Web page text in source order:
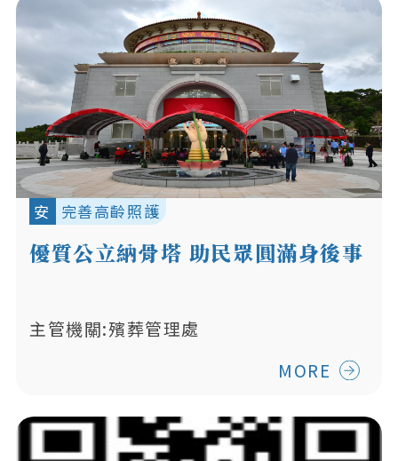
安 完善高齡照護
優質公立納骨塔 助民眾圓滿身後事
主管機關:殯葬管理處
MORE